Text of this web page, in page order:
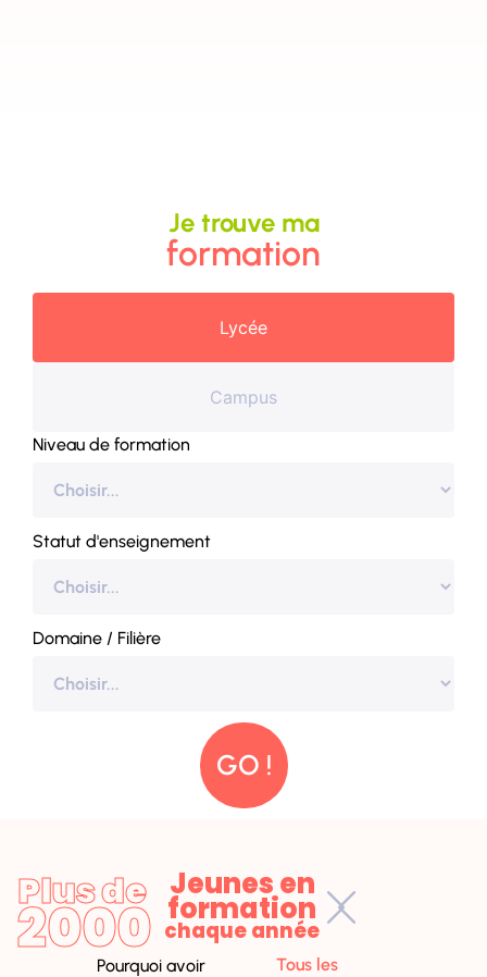
Je trouve ma
formation
Lycée
Campus
Niveau de formation
Statut d'enseignement
Domaine / Filière
GO !
Plus de
2000
Jeunes en
formation
chaque année
Pourquoi avoir
Tous les